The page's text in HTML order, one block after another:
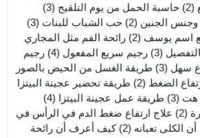
(2) حاسبة الحمل من يوم التلقيح (3)
وجنس الجنين (2) حب الشباب للبنات (3)
اسم يوسف (2)
رائحة الفم مثل المجاري
(3) رجيم سريع المفعول (4)
رجيم
(3)
طريقة الغسل من الحيض بالصور
الضغط (2)
طريقة تحضير عجينة البيتزا
هت (3) طريقة عمل عجينة البيتزا (4)
(2)
علاج ارتفاع ضغط الدم في الرأس في
الكلى تعبانه (2)
كيف أعرف أن رائحة